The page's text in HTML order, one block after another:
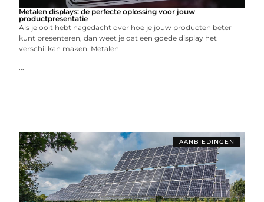
Metalen displays: de perfecte oplossing voor jouw
productpresentatie
Als je ooit hebt nagedacht over hoe je jouw producten beter
kunt presenteren, dan weet je dat een goede display het
verschil kan maken. Metalen
...
AANBIEDINGEN